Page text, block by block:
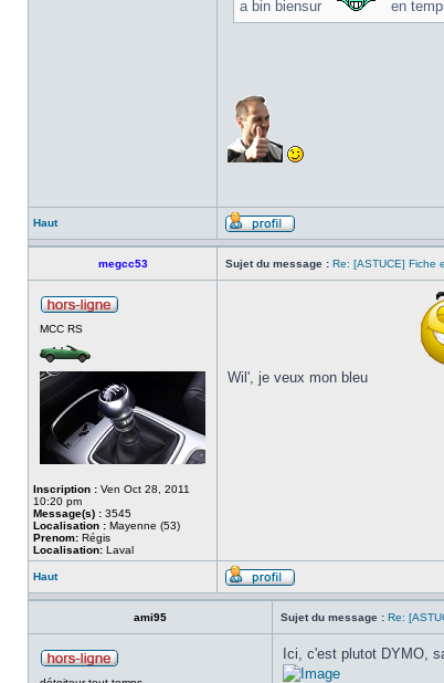
a bin biensur en
Haut
megcc53 Sujet du message : Re: [ASTUCE] Fiche
MCC RS
Inscription : Ven Oct 28, 2011
10:20 pm
Message(s) : 3545
Localisation : Mayenne (53)
Prenom: Régis
Localisation: Laval
Wil', je veux mon bleu
Haut
ami95 Sujet du message : Re:
Ici, c'est plutot DYMO,